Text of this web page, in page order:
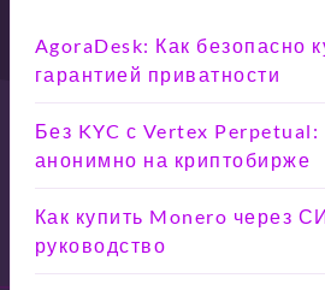
AgoraDesk: Как безопасно
гарантией приватности
Без KYC с Vertex Perpetual:
анонимно на криптобирже
Как купить Monero через
руководство